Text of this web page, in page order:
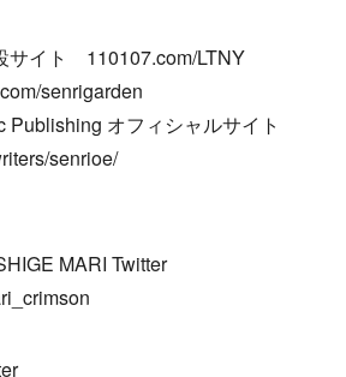
サイト 110107.com/LTNY
senrigarden
Publishing オフィシャルサイト
senrioe/
MARI Twitter